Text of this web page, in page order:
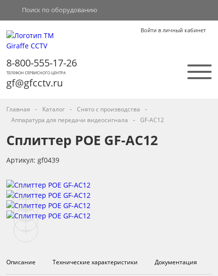
Войти в личный кабинет
8-800-555-17-26
ТЕЛЕФОН СЕРВИСНОГО ЦЕНТРА
gf@gfcctv.ru
Главная - Каталог - Снято с производства -
Аппаратура для передачи видеосигнала - GF-AC12
Сплиттер POE GF-AC12
Артикул: gf0439
Описание Технические характеристики Документация